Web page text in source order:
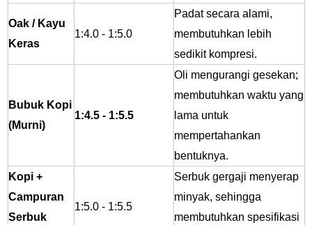
Oak / Kayu
Keras
1:4.0 - 1:5.0
Padat secara alami,
membutuhkan lebih
sedikit kompresi.
Bubuk Kopi
(Murni)
1:4.5 - 1:5.5
Oli mengurangi gesekan;
membutuhkan waktu yang
lama untuk
mempertahankan
bentuknya.
Kopi +
Campuran
Serbuk
1:5.0 - 1:5.5
Serbuk gergaji menyerap
minyak, sehingga
membutuhkan spesifikasi